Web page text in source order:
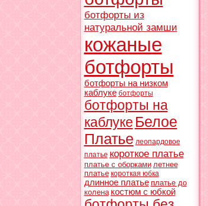
ботфорты из
натуральной замши
кожаные
ботфорты
ботфорты на низком
каблуке ботфорты
ботфорты на
каблуке Белое
Платье леопардовое
платье короткое платье
платье с оборками летнее
платье короткая юбка
длинное платье платье до
колена костюм с юбкой